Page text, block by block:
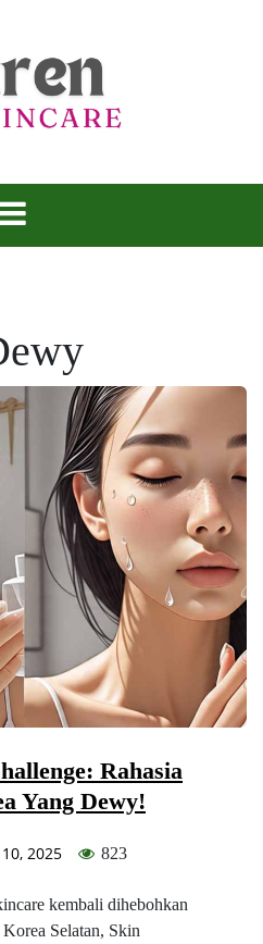
Rahasia
Yang Dewy!
2025 823
kembali dihebohkan
Selatan, Skin